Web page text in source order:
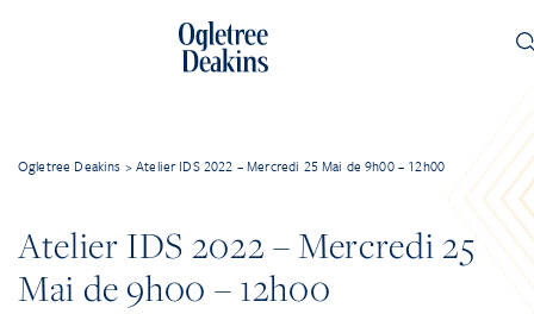
Ogletree Deakins >Atelier IDS 2022 – Mercredi 25 Mai de 9h00 – 12h00
Atelier IDS 2022 – Mercredi 25
Mai de 9h00 – 12h00